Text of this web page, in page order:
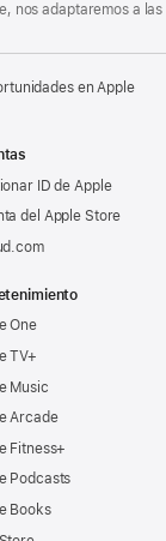
nos adaptaremos a
en Apple
ID de Apple
del Apple Store
One
TV+
Music
Arcade
Fitness+
Podcasts
Books